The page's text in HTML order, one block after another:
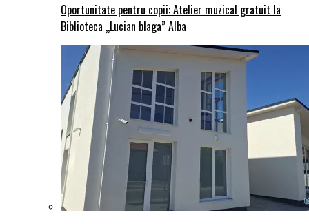
Oportunitate pentru copii: Atelier muzical gratuit la
Biblioteca „Lucian blaga” Alba